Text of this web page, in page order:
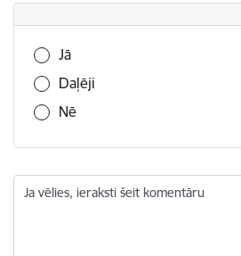
Vai šī informācija bija noderīga?
Jā
Daļēji
Nē
Ja vēlies, ieraksti šeit komentāru